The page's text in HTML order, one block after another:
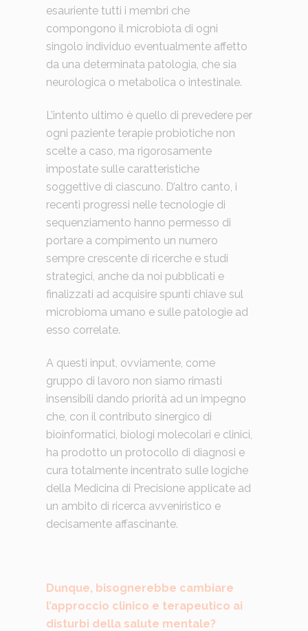
esauriente tutti i membri che
compongono il microbiota di ogni
singolo individuo eventualmente affetto
da una determinata patologia, che sia
neurologica o metabolica o intestinale.
L’intento ultimo è quello di prevedere per
ogni paziente terapie probiotiche non
scelte a caso, ma rigorosamente
impostate sulle caratteristiche
soggettive di ciascuno. D’altro canto, i
recenti progressi nelle tecnologie di
sequenziamento hanno permesso di
portare a compimento un numero
sempre crescente di ricerche e studi
strategici, anche da noi pubblicati e
finalizzati ad acquisire spunti chiave sul
microbioma umano e sulle patologie ad
esso correlate.
A questi input, ovviamente, come
gruppo di lavoro non siamo rimasti
insensibili dando priorità ad un impegno
che, con il contributo sinergico di
bioinformatici, biologi molecolari e clinici,
ha prodotto un protocollo di diagnosi e
cura totalmente incentrato sulle logiche
della Medicina di Precisione applicate ad
un ambito di ricerca avveniristico e
decisamente affascinante.
Dunque, bisognerebbe cambiare
l’approccio clinico e terapeutico ai
disturbi della salute mentale?